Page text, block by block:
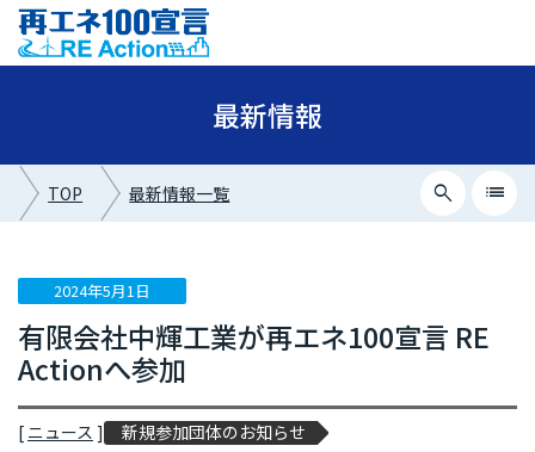
最新情報
TOP 最新情報一覧 search list
最新情報カテゴリー
ニュース
イベント情報
プレスリリース
2024年5月1日
有限会社中輝工業が再エネ100宣言 RE
Actionへ参加
[ ニュース ] 新規参加団体のお知らせ